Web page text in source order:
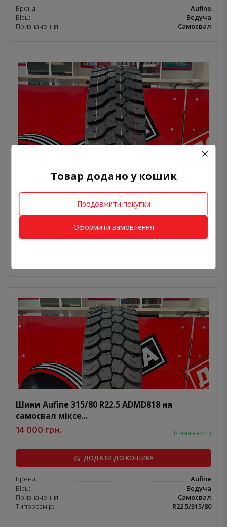
Бренд:
Aufine
Вісь:
Ведуча
Призначення:
Самосвал
В наявності
13 500 грн.
ДОДАТИ ДО КОШИКА
Шини Aufine 315/80 R22.5 ADMD818 на
самосвал міксе...
В наявності
14 000 грн.
ДОДАТИ ДО КОШИКА
Бренд:
Aufine
Вісь:
Ведуча
Призначення:
Самосвал
Типорозмір:
R22.5/315/80
Товар додано у кошик
Продовжити покупки
Оформити замовлення